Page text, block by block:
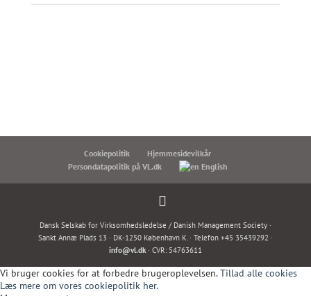
Cookiepolitik
Hjemmesidevilkår
Persondatapolitik på VL.dk
English
Dansk Selskab for Virksomhedsledelse / Danish Management Society ·
Sankt Annæ Plads 13 · DK-1250 København K. · Telefon +45 35439292 ·
info@vl.dk· CVR: 54763611
Vi bruger cookies for at forbedre brugeroplevelsen.Tillad alle cookies
Læs mere om vores cookiepolitik her.